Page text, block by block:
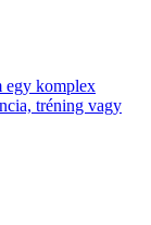
egy komplex
tréning vagy